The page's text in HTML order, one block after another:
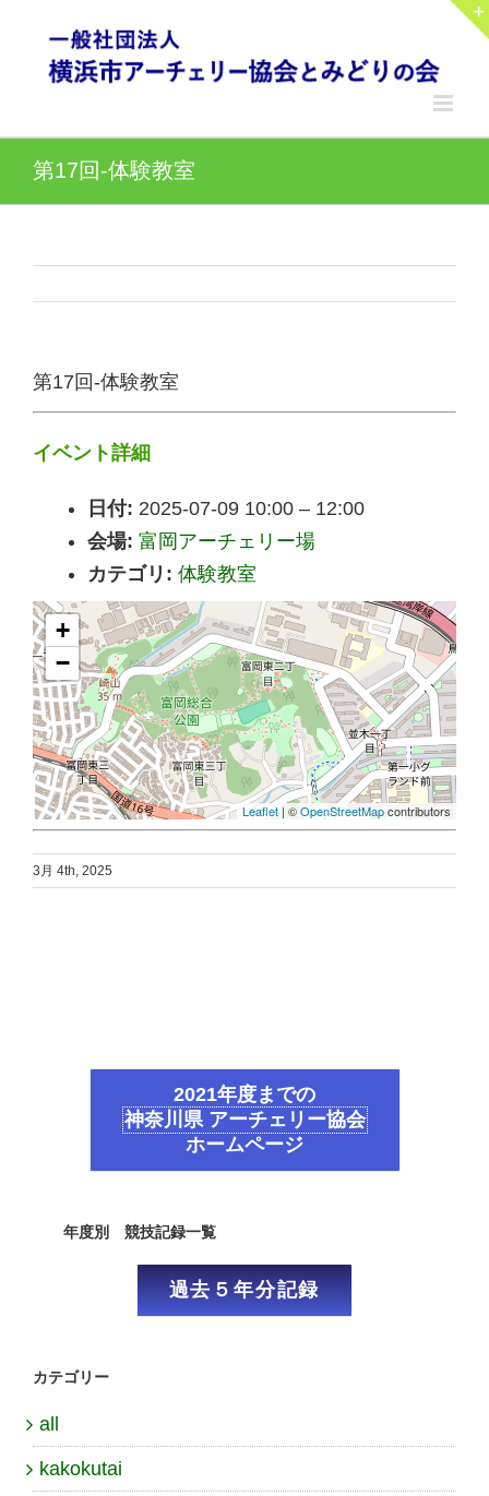
content
第17回-体験教室
第17回-体験教室
イベント詳細
日付: 2025-07-09 10:00 – 12:00
会場: 富岡アーチェリー場
カテゴリ: 体験教室
+
−
Leaflet | ©OpenStreetMapcontributors
3月 4th, 2025
2021年度までの
神奈川県 アーチェリー協会
ホームページ
年度別 競技記録一覧
過去５年分記録
カテゴリー
all
kakokutai